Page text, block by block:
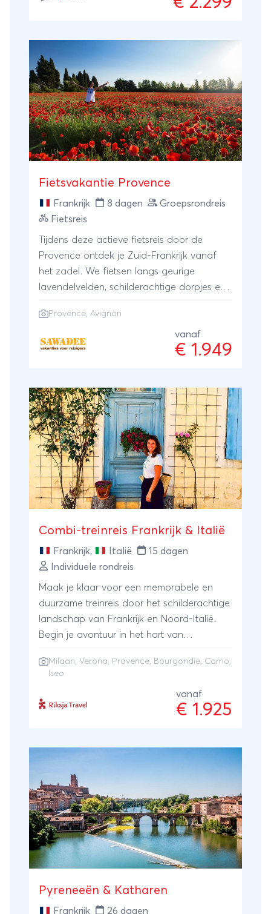
twee regio's. Onderweg genieten we van
Wijnproeverijen, boottochten en excursies
zorgen voor een afwisselend
kampeeravontuur. Gaat u mee op reis?
Fietsvakantie Provence
Frankrijk 8 dagen
Groepsrondreis
Fietsreis
Tijdens deze actieve fietsreis door de
Provence ontdek je Zuid-Frankrijk vanaf
het zadel. We fietsen langs geurige
lavendelvelden, schilderachtige dorpjes en
het mediterrane licht, de charme van
historische stadjes als Avignon en de rust
van het platteland. Deze reis biedt een
specialiteiten op Provençaalse markten en
krijg volop gelegenheid om het échte
Frankrijk te ervaren - met de zon op je
gezicht en de wind in je haren.
Provence , Avignon
vanaf
€ 1.949
Combi-treinreis Frankrijk & Italië
Frankrijk, Italië
15 dagen
Individuele rondreis
Maak je klaar voor een memorabele en
duurzame treinreis door het schilderachtige
landschap van Frankrijk en Noord-Italië.
Begin je avontuur in het hart van
wijnen en snuif (in het seizoen) de geur van
de grens over naar Italië waar de
ansichtkaart-waardige meren Como en
Italiaanse nonna en je sluit je reis af in
Milaan vanwaar je de trein terug naar huis
neemt .
Milaan Verona Provence , Bourgondië, Como,
Iseo
vanaf
€ 1.925
Pyreneeën & Katharen
Frankrijk 26 dagen